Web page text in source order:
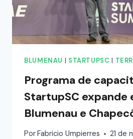
BLUMENAU STARTUPSC
Programa de
StartupSC expande
Blumenau e
PorFabricio Umpierres 21 de